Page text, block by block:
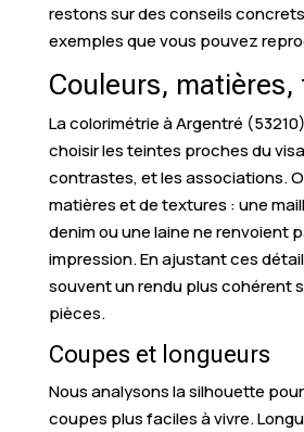
restons sur des conseils
exemples que vous pouvez
Couleurs, matières,
La colorimétrie à Argentré
choisir les teintes proches du
contrastes, et les associations.
matières et de textures : une
denim ou une laine ne renvoient
impression. En ajustant ces
souvent un rendu plus cohérent
pièces.
Coupes et longueurs
Nous analysons la silhouette
coupes plus faciles à vivre.